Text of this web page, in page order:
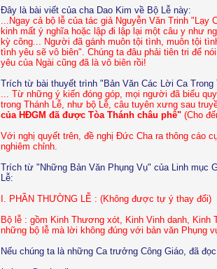
Đây là bài viết của cha Dao Kim về Bộ Lễ này:
...Ngay cả bộ lễ của tác giả Nguyễn Văn Trinh "Lạy
kinh mất ý nghĩa hoặc lập đi lập lại một câu y như
kỳ công... Người đã gánh muôn tội tình, muôn tội
tình yêu sẽ vô biên". Chúng ta đâu phải tiên tri để
yêu của Ngài cũng đã là vô biên rồi!
Trích từ bài thuyết trình "Bản Văn Các Lời Ca Trong
... Từ những ý kiến đóng góp, mọi người đã biểu
trong Thánh Lễ, như bộ Lễ, câu tuyên xưng sau
của HÐGM đã được Tòa Thánh châu phê"(Cho
Với nghị quyết trên, đề nghị Ðức Cha ra thông cáo
nghiêm chỉnh.
Trích từ "Những Bản Văn Phụng Vụ" của Linh mục
Lễ:
I. PHẦN THƯỜNG LỄ : (Không được tự ý thay đổi)
Bộ lễ : gồm Kinh Thương xót, Kinh Vinh danh, Kinh
những bộ lễ mà lời không đúng với bản văn Phụng
Nếu chúng ta là những Ca trưởng Công Giáo, đã